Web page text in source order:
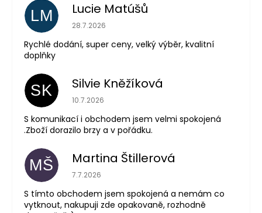
LM Lucie Matúšů
Hodnocení obchodu je 5 z 5 hvězdiček.
28.7.2026
Rychlé dodání, super ceny, velký výběr, kvalitní
doplňky
SK Silvie Kněžíková
Hodnocení obchodu je 5 z 5 hvězdiček.
10.7.2026
S komunikací i obchodem jsem velmi spokojená
.Zboží dorazilo brzy a v pořádku.
MŠ Martina Štillerová
Hodnocení obchodu je 5 z 5 hvězdiček.
7.7.2026
S tímto obchodem jsem spokojená a nemám co
vytknout, nakupuji zde opakovaně, rozhodně